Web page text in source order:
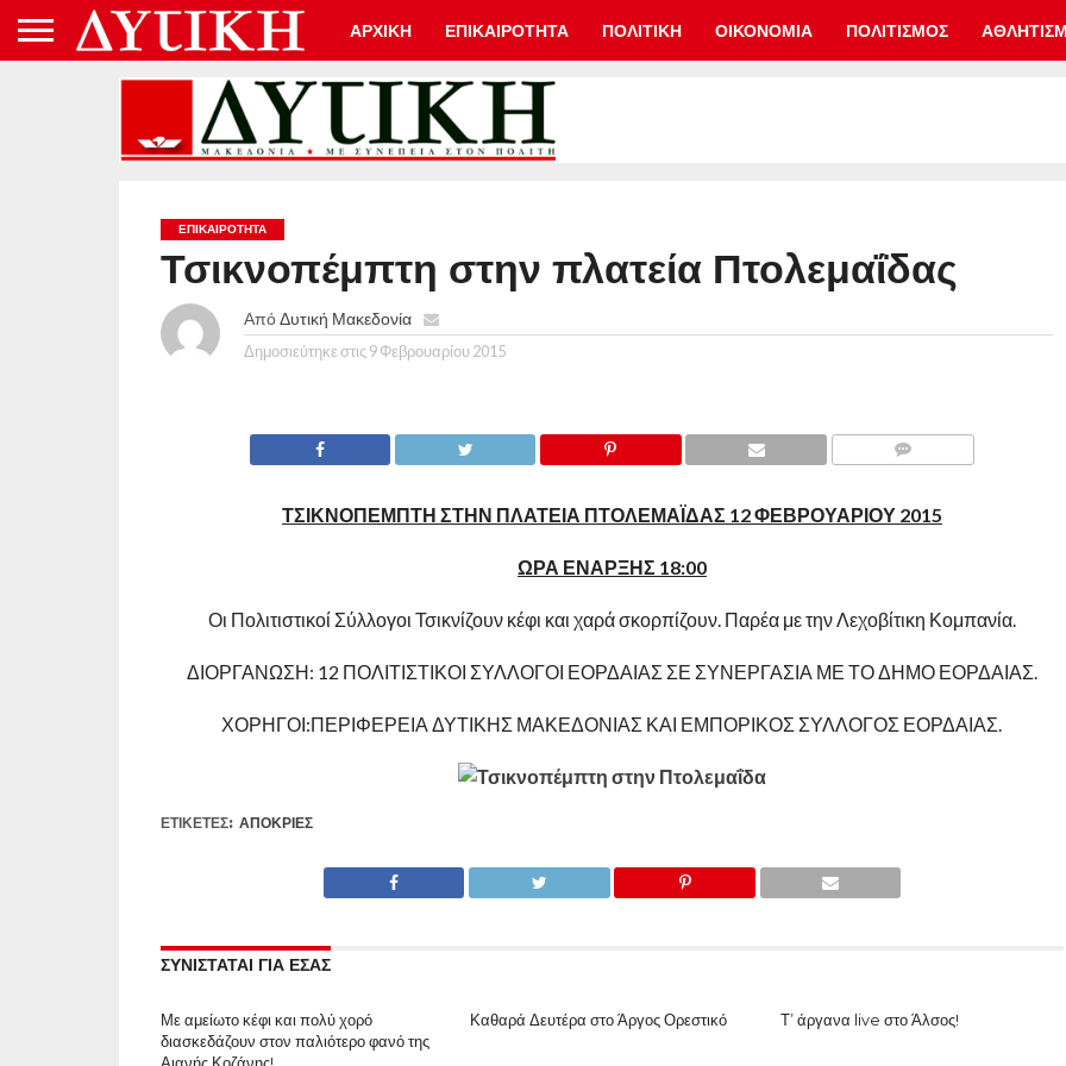
ΑΡΧΙΚΗ ΕΠΙΚΑΙΡΟΤΗΤΑ ΠΟΛΙΤΙΚΗ ΟΙΚΟΝΟΜΙΑ ΠΟΛΙΤΙΣΜΟΣ
ΕΠΙΚΑΙΡΟΤΗΤΑ
Τσικνοπέμπτη στην πλατεία Πτολεμαΐδας
ΑπόΔυτική Μακεδονία
Δημοσιεύτηκε στις 9 Φεβρουαρίου 2015
ΤΣΙΚΝΟΠΕΜΠΤΗ ΣΤΗΝ ΠΛΑΤΕΙΑ ΠΤΟΛΕΜΑΪΔΑΣ 12 ΦΕΒΡΟΥΑΡΙΟΥ 2015
ΩΡΑ ΕΝΑΡΞΗΣ 18:00
Οι Πολιτιστικοί Σύλλογοι Τσικνίζουν κέφι και χαρά σκορπίζουν. Παρέα με την Λεχοβίτικη Κομπανία.
ΔΙΟΡΓΑΝΩΣΗ: 12 ΠΟΛΙΤΙΣΤΙΚΟΙ ΣΥΛΛΟΓΟΙ ΕΟΡΔΑΙΑΣ ΣΕ ΣΥΝΕΡΓΑΣΙΑ ΜΕ ΤΟ ΔΗΜΟ ΕΟΡΔΑΙΑΣ.
ΧΟΡΗΓΟΙ:ΠΕΡΙΦΕΡΕΙΑ ΔΥΤΙΚΗΣ ΜΑΚΕΔΟΝΙΑΣ ΚΑΙ ΕΜΠΟΡΙΚΟΣ ΣΥΛΛΟΓΟΣ ΕΟΡΔΑΙΑΣ.
ΕΤΙΚΕΤΕΣ: ΑΠΌΚΡΙΕΣ
ΣΥΝΙΣΤΑΤΑΙ ΓΙΑ ΕΣΑΣ
Με αμείωτο κέφι και πολύ χορό
διασκεδάζουν στον παλιότερο φανό της
Καθαρά Δευτέρα στο Άργος Ορεστικό Τ’ άργανα live στο Άλσος!